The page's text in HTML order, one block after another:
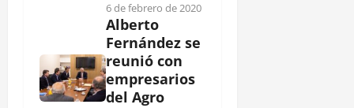
6 de febrero de 2020
Alberto
Fernández se
reunió con
empresarios
del Agro